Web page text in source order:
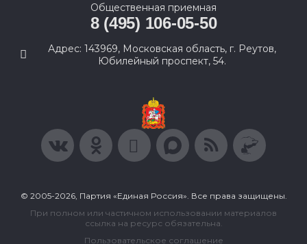
Общественная приемная
8 (495) 106-05-50
Адрес: 143969, Московская область, г. Реутов,
Юбилейный проспект, 54.
© 2005-2026, Партия «Единая Россия». Все права защищены.
При полном или частичном использовании материалов
ссылка на ресурс обязательна.
Пользовательское соглашение